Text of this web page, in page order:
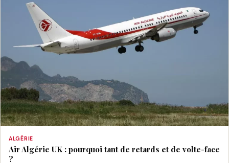
ALGÉRIE
Air Algérie UK : pourquoi tant de retards et de volte-face
?